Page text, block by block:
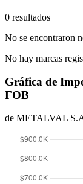
0 resultados
No se encontraron
No hay marcas
Gráfica de
FOB
de METALVAL